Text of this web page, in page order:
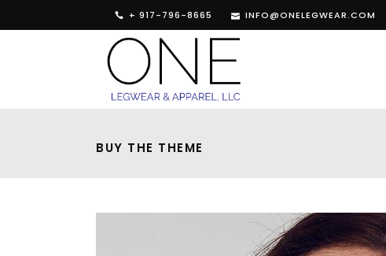
+ 917-796-8665 INFO@ONELEGWEAR.COM
BUY THE THEME